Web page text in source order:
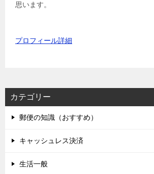
思います。
プロフィール詳細
カテゴリー
郵便の知識（おすすめ）
キャッシュレス決済
生活一般